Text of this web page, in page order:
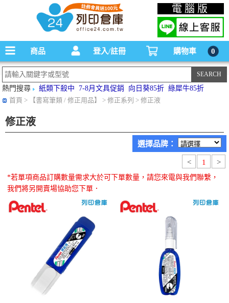
碳粉匣，墨水匣,原廠碳粉匣，副廠碳粉匣，環保碳粉匣,連續供墨印表機-office24列印
倉庫線上購物手機版
電腦版
商品 登入/註冊 購物車 0
熱門搜尋 紙類下殺中 7-8月文具促銷 向日葵85折 綠犀牛85折
首頁 > 【書寫筆類 / 修正用品】 > 修正系列 > 修正液
修正液
選擇品牌：
< 1 >
*若單項商品訂購數量需求大於可下單數量，請您來電與我們聯繫，
我們將另開賣場協助您下單．